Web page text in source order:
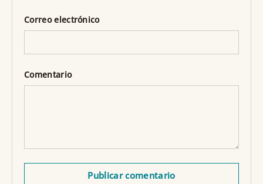
Correo electrónico
Comentario
Publicar comentario